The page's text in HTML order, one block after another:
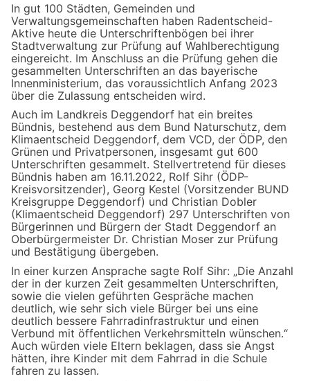
In gut 100 Städten, Gemeinden und
Verwaltungsgemeinschaften haben Radentscheid-
Aktive heute die Unterschriftenbögen bei ihrer
Stadtverwaltung zur Prüfung auf Wahlberechtigung
eingereicht. Im Anschluss an die Prüfung gehen die
gesammelten Unterschriften an das bayerische
Innenministerium, das voraussichtlich Anfang 2023
über die Zulassung entscheiden wird.
Auch im Landkreis Deggendorf hat ein breites
Bündnis, bestehend aus dem Bund Naturschutz, dem
Klimaentscheid Deggendorf, dem VCD, der ÖDP, den
Grünen und Privatpersonen, insgesamt gut 600
Unterschriften gesammelt. Stellvertretend für dieses
Bündnis haben am 16.11.2022, Rolf Sihr (ÖDP-
Kreisvorsitzender), Georg Kestel (Vorsitzender BUND
Kreisgruppe Deggendorf) und Christian Dobler
(Klimaentscheid Deggendorf) 297 Unterschriften von
Bürgerinnen und Bürgern der Stadt Deggendorf an
Oberbürgermeister Dr. Christian Moser zur Prüfung
und Bestätigung übergeben.
In einer kurzen Ansprache sagte Rolf Sihr: „Die Anzahl
der in der kurzen Zeit gesammelten Unterschriften,
sowie die vielen geführten Gespräche machen
deutlich, wie sehr sich viele Bürger bei uns eine
deutlich bessere Fahrradinfrastruktur und einen
Verbund mit öffentlichen Verkehrsmitteln wünschen.“
Auch würden viele Eltern beklagen, dass sie Angst
hätten, ihre Kinder mit dem Fahrrad in die Schule
fahren zu lassen.